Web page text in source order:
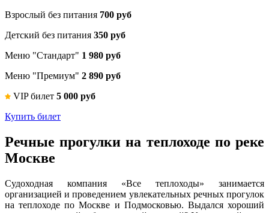
Взрослый без питания 700 руб
Детский без питания 350 руб
Меню "Стандарт" 1 980 руб
Меню "Премиум" 2 890 руб
VIP билет 5 000 руб
Купить билет
Речные прогулки на теплоходе по реке
Москве
Судоходная компания «Все теплоходы» занимается
организацией и проведением увлекательных речных прогулок
на теплоходе по Москве и Подмосковью. Выдался хороший